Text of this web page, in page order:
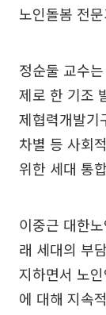
노인돌봄 전
정순둘 교수
제로 한 기조
제협력개발기
차별 등 사회
위한 세대 통
이중근 대한
래 세대의 부
지하면서 노
에 대해 지속